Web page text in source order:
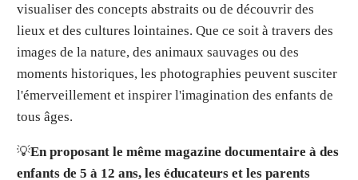
visualiser des concepts abstraits ou de découvrir des
lieux et des cultures lointaines. Que ce soit à travers des
images de la nature, des animaux sauvages ou des
moments historiques, les photographies peuvent susciter
l'émerveillement et inspirer l'imagination des enfants de
tous âges.
💡En proposant le même magazine documentaire à des
enfants de 5 à 12 ans, les éducateurs et les parents